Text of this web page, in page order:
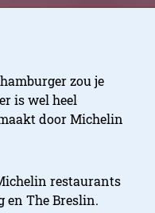
zou je
is wel heel
door Michelin
restaurants
en The Breslin.